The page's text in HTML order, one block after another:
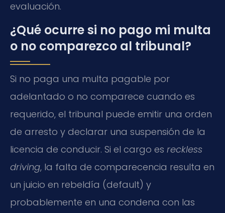
evaluación.
¿Qué ocurre si no pago mi multa
o no comparezco al tribunal?
Si no paga una multa pagable por
adelantado o no comparece cuando es
requerido, el tribunal puede emitir una orden
de arresto y declarar una suspensión de la
licencia de conducir. Si el cargo es reckless
driving, la falta de comparecencia resulta en
un juicio en rebeldía (default) y
probablemente en una condena con las